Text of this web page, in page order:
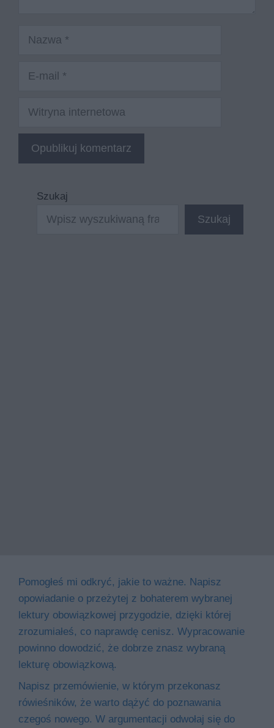
Witryna
internetowa
Szukaj
Szukaj
Pomogłeś mi odkryć, jakie to ważne. Napisz
opowiadanie o przeżytej z bohaterem wybranej
lektury obowiązkowej przygodzie, dzięki której
zrozumiałeś, co naprawdę cenisz. Wypracowanie
powinno dowodzić, że dobrze znasz wybraną
lekturę obowiązkową.
Napisz przemówienie, w którym przekonasz
rówieśników, że warto dążyć do poznawania
czegoś nowego. W argumentacji odwołaj się do